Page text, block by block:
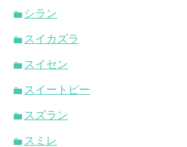
シラン
スイカズラ
スイセン
スイートピー
スズラン
スミレ